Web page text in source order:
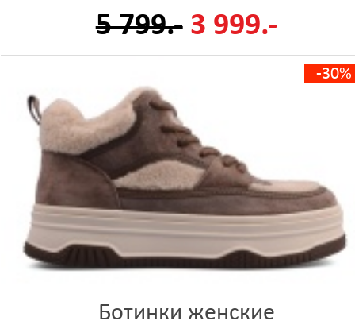
5 799.- 3 999.-
-30%
Ботинки женские